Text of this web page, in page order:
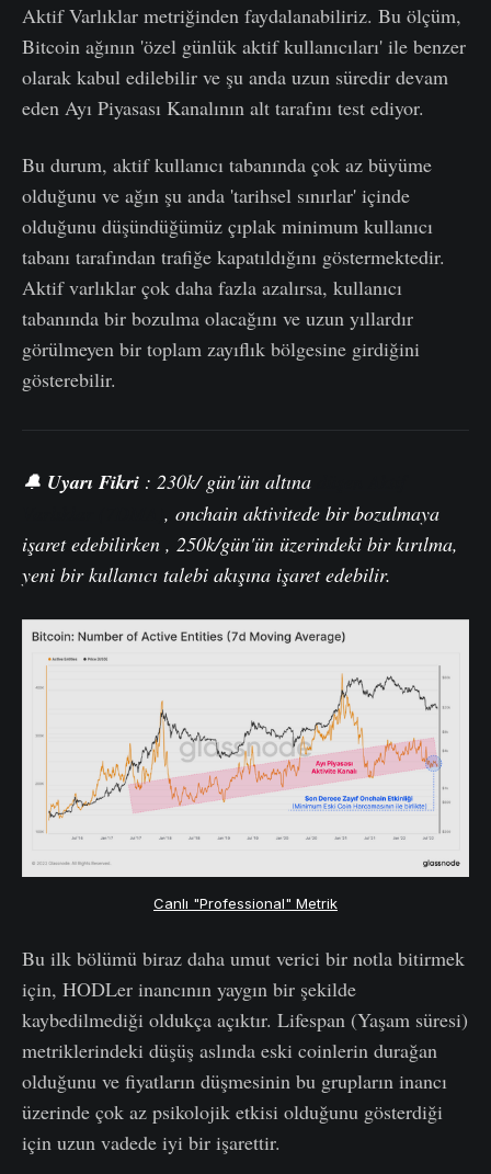
Aktif Varlıklar metriğinden faydalanabiliriz. Bu ölçüm,
Bitcoin ağının 'özel günlük aktif kullanıcıları' ile benzer
olarak kabul edilebilir ve şu anda uzun süredir devam
eden Ayı Piyasası Kanalının alt tarafını test ediyor.
Bu durum, aktif kullanıcı tabanında çok az büyüme
olduğunu ve ağın şu anda 'tarihsel sınırlar' içinde
olduğunu düşündüğümüz çıplak minimum kullanıcı
tabanı tarafından trafiğe kapatıldığını göstermektedir.
Aktif varlıklar çok daha fazla azalırsa, kullanıcı
tabanında bir bozulma olacağını ve uzun yıllardır
görülmeyen bir toplam zayıflık bölgesine girdiğini
gösterebilir.
🔔 Uyarı Fikri : 230k/ gün'ün altına
, onchain aktivitede bir bozulmaya
işaretedebilirken , 250k/gün'ün üzerindeki bir kırılma,
yeni bir kullanıcı talebi akışına işaret edebilir.
Canlı "Professional" Metrik
Bu ilk bölümü biraz daha umut verici bir notla bitirmek
için, HODLer inancının yaygın bir şekilde
kaybedilmediği oldukça açıktır. Lifespan (Yaşam süresi)
metriklerindeki düşüş aslında eski coinlerin durağan
olduğunu ve fiyatların düşmesinin bu grupların inancı
üzerinde çok az psikolojik etkisi olduğunu gösterdiği
için uzun vadede iyi bir işarettir.